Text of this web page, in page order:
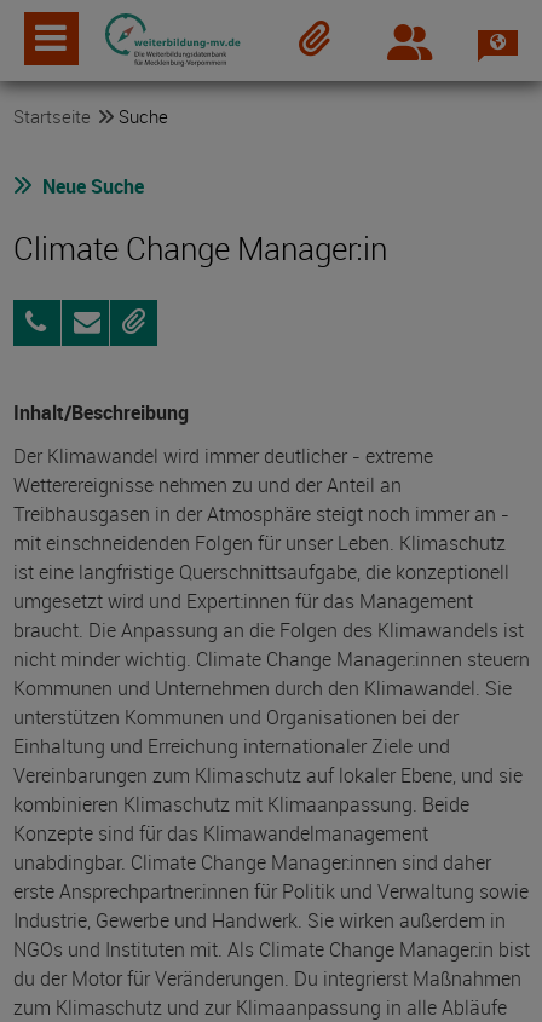
Login
Startseite Suche
Neue Suche
Climate Change Manager:in
03991
748900-
AnfragenMerken
Inhalt/Beschreibung
Der Klimawandel wird immer deutlicher - extreme
Wetterereignisse nehmen zu und der Anteil an
Treibhausgasen in der Atmosphäre steigt noch immer an -
mit einschneidenden Folgen für unser Leben. Klimaschutz
ist eine langfristige Querschnittsaufgabe, die konzeptionell
umgesetzt wird und Expert:innen für das Management
braucht. Die Anpassung an die Folgen des Klimawandels ist
nicht minder wichtig. Climate Change Manager:innen steuern
Kommunen und Unternehmen durch den Klimawandel. Sie
unterstützen Kommunen und Organisationen bei der
Einhaltung und Erreichung internationaler Ziele und
Vereinbarungen zum Klimaschutz auf lokaler Ebene, und sie
kombinieren Klimaschutz mit Klimaanpassung. Beide
Konzepte sind für das Klimawandelmanagement
unabdingbar. Climate Change Manager:innen sind daher
erste Ansprechpartner:innen für Politik und Verwaltung sowie
Industrie, Gewerbe und Handwerk. Sie wirken außerdem in
NGOs und Instituten mit. Als Climate Change Manager:in bist
du der Motor für Veränderungen. Du integrierst Maßnahmen
zum Klimaschutz und zur Klimaanpassung in alle Abläufe